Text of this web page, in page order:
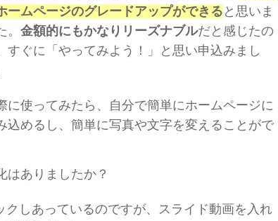
ームページのグレードアップができる と思いま
。 金額的にもかなりリーズナブルだと感じたの
すぐに「やってみよう！」と思い申込みまし
に使ってみたら、自分で簡単にホームページに
込めるし、簡単に写真や文字を変えることがで
はありましたか？
しあっているのですが、スライド動画を入れ